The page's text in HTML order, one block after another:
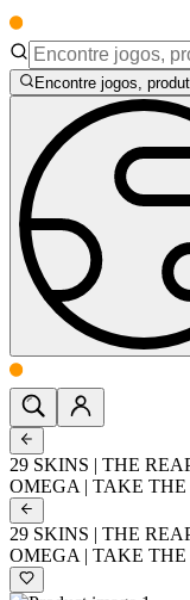
Encontre jogos,
29 SKINS | THE
OMEGA | TAKE THE
29 SKINS | THE
OMEGA | TAKE THE